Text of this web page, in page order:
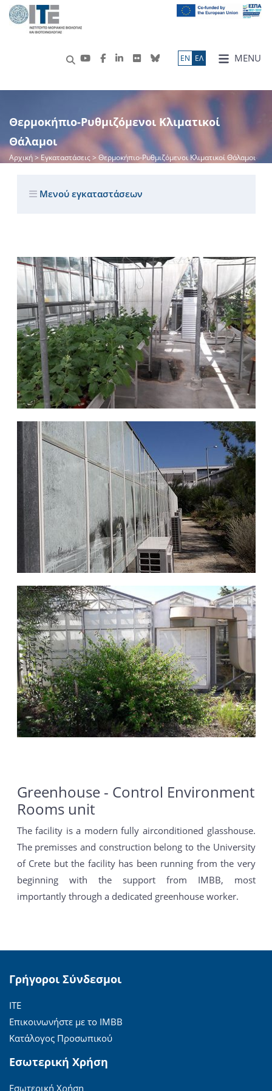
MENU
ΕN ΕΛ
Θερμοκήπιο-Ρυθμιζόμενοι Κλιματικοί
Θάλαμοι
Αρχική> Εγκαταστάσεις > Θερμοκήπιο-Ρυθμιζόμενοι Κλιματικοί Θάλαμοι
Μενού εγκαταστάσεων
Greenhouse - Control Environment
Rooms unit
The facility is a modern fully airconditioned glasshouse.
The premisses and construction belong to the University
of Crete but the facility has been running from the very
beginning with the support from IMBB, most
importantly through a dedicated greenhouse worker.
Γρήγοροι Σύνδεσμοι
ΙΤΕ
Επικοινωνήστε με το ΙΜΒΒ
Κατάλογος Προσωπικού
Εσωτερική Χρήση
Εσωτερική Χρήση